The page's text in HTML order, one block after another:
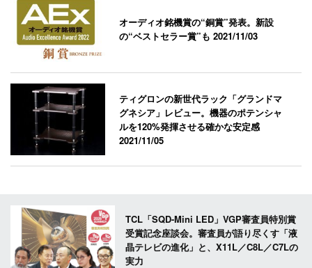
オーディオ銘機賞の“銅賞”発表。新設
の“ベストセラー賞”も2021/11/03
ティグロンの新世代ラック「グランドマ
グネシア」レビュー。機器のポテンシャ
ルを120%発揮させる確かな安定感
2021/11/05
TCL「SQD-Mini LED」VGP審査員特別賞
受賞記念座談会。審査員が語り尽くす「液
晶テレビの進化」と、X11L／C8L／C7Lの
実力